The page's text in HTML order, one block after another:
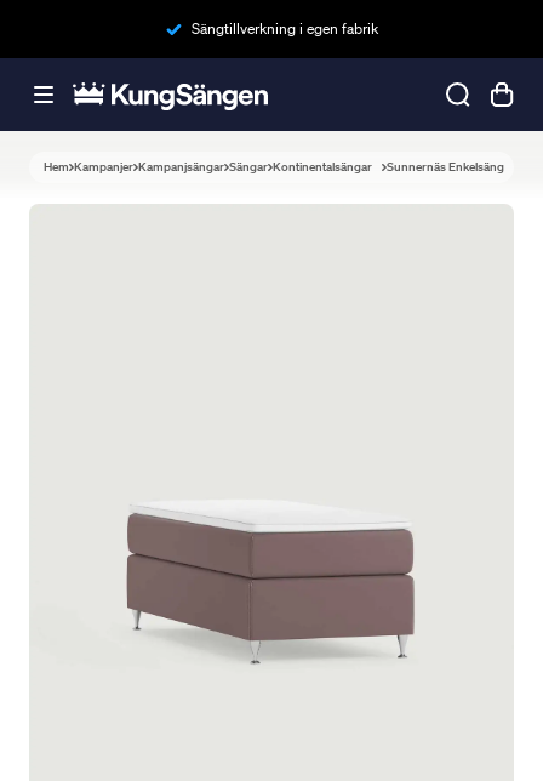
Sängtillverkning i egen fabrik
Hem Kampanjer Kampanjsängar Sängar Kontinentalsängar Sunnernäs Enkelsäng